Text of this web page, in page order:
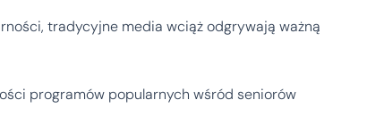
tradycyjne media wciąż odgrywają ważną
programów popularnych wśród seniorów